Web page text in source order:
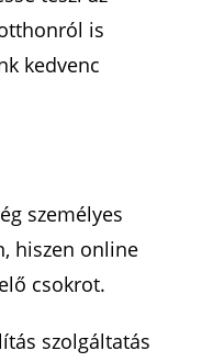
is
kedvenc
személyes
hiszen online
csokrot.
szolgáltatás